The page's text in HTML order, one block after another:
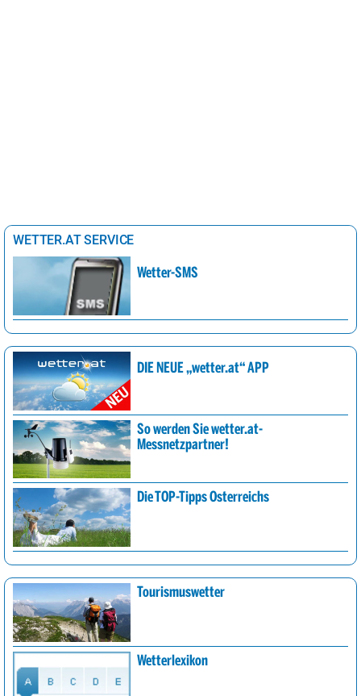
WETTER.AT SERVICE
Wetter-SMS
DIE NEUE „wetter.at“ APP
So werden Sie wetter.at-
Messnetzpartner!
Die TOP-Tipps Österreichs
Tourismuswetter
Wetterlexikon